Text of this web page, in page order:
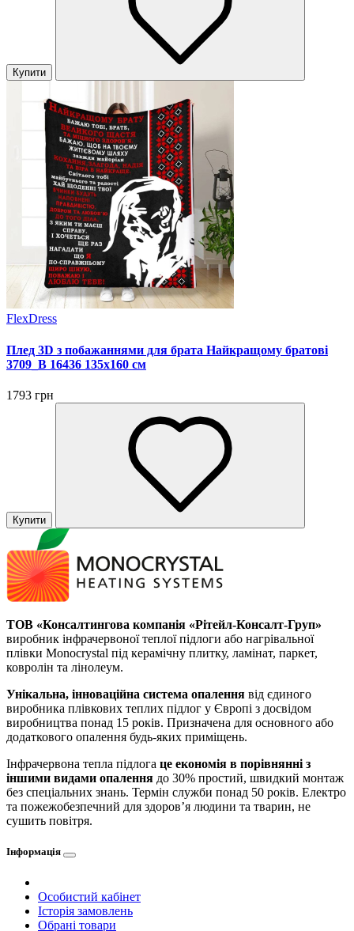
Купити
FlexDress
Плед 3D з побажаннями для брата Найкращому братові
3709_B 16436 135х160 см
1793 грн
Купити
ТОВ «Консалтингова компанія «Рітейл-Консалт-Груп»
виробник інфрачервоної теплої підлоги або нагрівальної
плівки Monocrystal під керамічну плитку, ламінат, паркет,
ковролін та лінолеум.
Унікальна, інноваційна система опалення від єдиного
виробника плівкових теплих підлог у Європі з досвідом
виробництва понад 15 років. Призначена для основного або
додаткового опалення будь-яких приміщень.
Інфрачервона тепла підлога це економія в порівнянні з
іншими видами опалення до 30% простий, швидкий монтаж
без спеціальних знань. Термін служби понад 50 років. Електро
та пожежобезпечний для здоров’я людини та тварин, не
сушить повітря.
Інформація
Особистий кабінет
Історія замовлень
Обрані товари